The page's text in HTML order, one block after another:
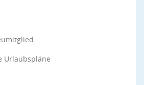
Urlaubspläne